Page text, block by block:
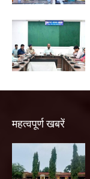
महत्वपूर्ण खबरें